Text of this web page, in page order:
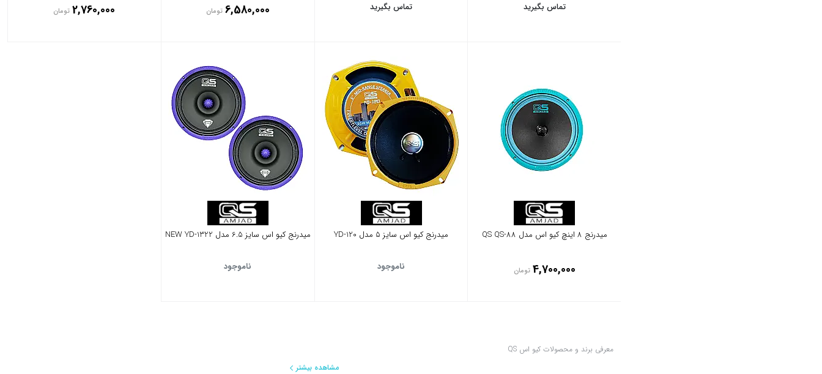
تماس بگیرید تماس بگیرید 6,580,000 تومان 2,760,000 تومان
میدرنج 8 اینچ کیو اس مدل QS QS-88
4,700,000 تومان
میدرنج کیو اس سایز 5 مدل YD-120
ناموجود
میدرنج کیو اس سایز 6.5 مدل NEW YD-1322
ناموجود
معرفی برند و محصولات کیو اس QS
مشاهده بیشتر